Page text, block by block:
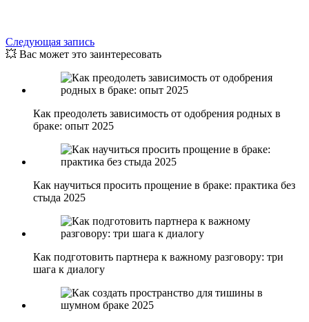
Следующая запись
💥 Вас может это заинтересовать
Как преодолеть зависимость от одобрения родных в
браке: опыт 2025
Как научиться просить прощение в браке: практика без
стыда 2025
Как подготовить партнера к важному разговору: три
шага к диалогу